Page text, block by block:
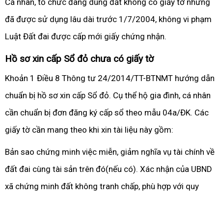
Cá nhân, tổ chức đang dùng đất không có giấy tờ nhưng
đã được sử dụng lâu dài trước 1/7/2004, không vi phạm
Luật Đất đai được cấp mới giấy chứng nhận.
Hồ sơ xin cấp Sổ đỏ chưa có giấy tờ
Khoản 1 Điều 8 Thông tư 24/2014/TT-BTNMT hướng dẫn
chuẩn bị hồ sơ xin cấp Sổ đỏ. Cụ thể hộ gia đình, cá nhân
cần chuẩn bị đơn đăng ký cấp sổ theo mẫu 04a/ĐK. Các
giấy tờ cần mang theo khi xin tài liệu này gồm:
Bản sao chứng minh việc miễn, giảm nghĩa vụ tài chính về
đất đai cùng tài sản trên đó(nếu có). Xác nhận của UBND
xã chứng minh đất không tranh chấp, phù hợp với quy